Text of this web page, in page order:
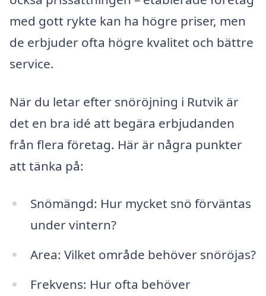
med gott rykte kan ha högre priser, men
de erbjuder ofta högre kvalitet och bättre
service.
När du letar efter snöröjning i Rutvik är
det en bra idé att begära erbjudanden
från flera företag. Här är några punkter
att tänka på:
Snömängd: Hur mycket snö förväntas
under vintern?
Area: Vilket område behöver snöröjas?
Frekvens: Hur ofta behöver